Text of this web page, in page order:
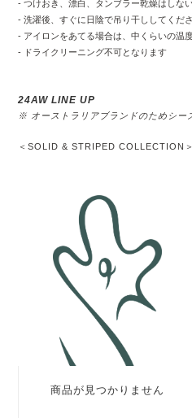
- つけおき、漂白、タンブラー乾燥はしな
- 洗濯後、すぐに日陰で吊り干ししてくだ
- アイロンをあてる場合は、中くらいの温
- ドライクリーニング不可となります
24AW LINE UP
※ オーストラリアブランドのためシー
＜SOLID & STRIPED COLLECTION＞